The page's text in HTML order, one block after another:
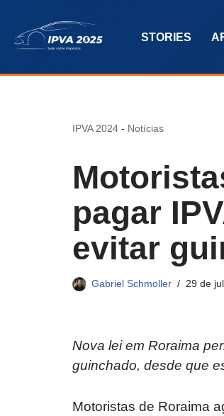
Pular
o
STORIES
IPVA 2024 - Notícias
pagar
evitar
Gabriel Schmoller 29 de
Nova lei em Roraima
guinchado, desde que
Motoristas de Roraima